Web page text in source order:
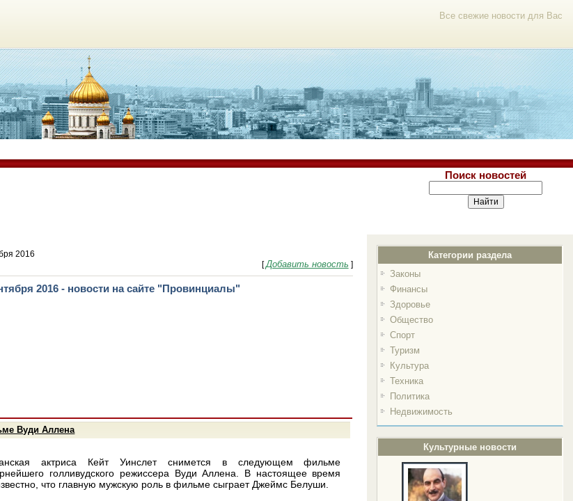
Все свежие новости для Вас
Поиск новостей
Категории раздела
Законы
Финансы
Здоровье
Общество
Спорт
Туризм
Культура
Техника
Политика
Недвижимость
Культурные новости
2016
[Добавить новость ]
2016 - новости на сайте "Провинциалы"
Вуди Аллена
актриса Кейт Уинслет снимется в следующем фильме
голливудского режиссера Вуди Аллена. В настоящее время
что главную мужскую роль в фильме сыграет Джеймс Белуши.